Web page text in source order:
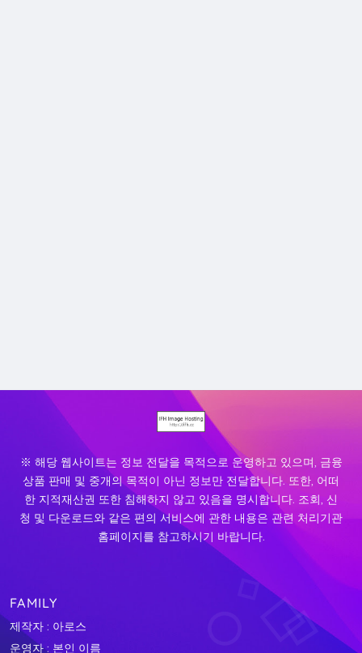
※ 해당 웹사이트는 정보 전달을 목적으로 운영하고 있으며, 금융
상품 판매 및 중개의 목적이 아닌 정보만 전달합니다. 또한, 어떠
한 지적재산권 또한 침해하지 않고 있음을 명시합니다. 조회, 신
청 및 다운로드와 같은 편의 서비스에 관한 내용은 관련 처리기관
홈페이지를 참고하시기 바랍니다.
FAMILY
제작자 : 아로스
운영자 : 본인 이름